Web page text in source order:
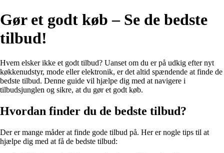
Gør et godt køb – Se de bedste
tilbud!
Hvem elsker ikke et godt tilbud? Uanset om du er på udkig efter nyt
køkkenudstyr, mode eller elektronik, er det altid spændende at finde de
bedste tilbud. Denne guide vil hjælpe dig med at navigere i
tilbudsjunglen og sikre, at du gør et godt køb.
Hvordan finder du de bedste tilbud?
Der er mange måder at finde gode tilbud på. Her er nogle tips til at
hjælpe dig med at få de bedste tilbud: